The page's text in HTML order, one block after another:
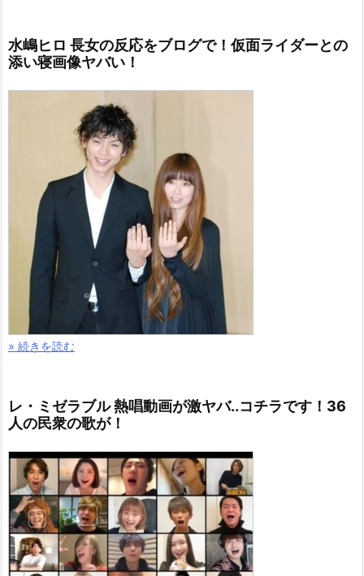
水嶋ヒロ 長女の反応をブログで！仮面ライダーとの
添い寝画像ヤバい！
» 続きを読む
レ・ミゼラブル 熱唱動画が激ヤバ..コチラです！36
人の民衆の歌が！